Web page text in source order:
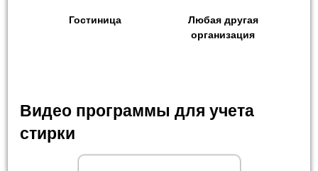
Гостиница
Любая другая
организация
Видео программы для учета
стирки